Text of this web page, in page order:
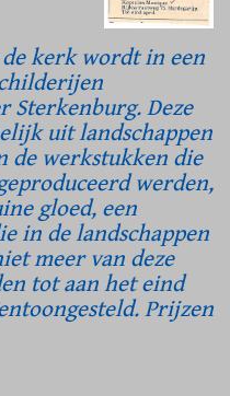
kerk wordt in een
Sterkenburg. Deze
uit landschappen
de werkstukken die
werden,
gloed, een
in de landschappen
meer van deze
tot aan het eind
Prijzen